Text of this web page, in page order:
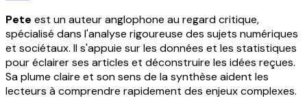
Pete est un auteur anglophone au regard critique,
spécialisé dans l'analyse rigoureuse des sujets numériques
et sociétaux. Il s'appuie sur les données et les statistiques
pour éclairer ses articles et déconstruire les idées reçues.
Sa plume claire et son sens de la synthèse aident les
lecteurs à comprendre rapidement des enjeux complexes.